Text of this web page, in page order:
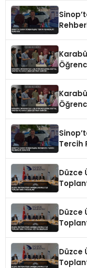
Tercih
Düzce
Düzce
Düzce